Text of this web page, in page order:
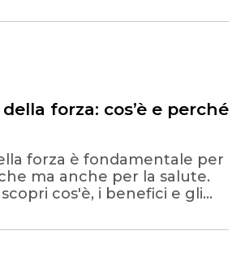
forza: cos’è e perché
forza è fondamentale per
ma anche per la salute.
cos'è, i benefici e gli